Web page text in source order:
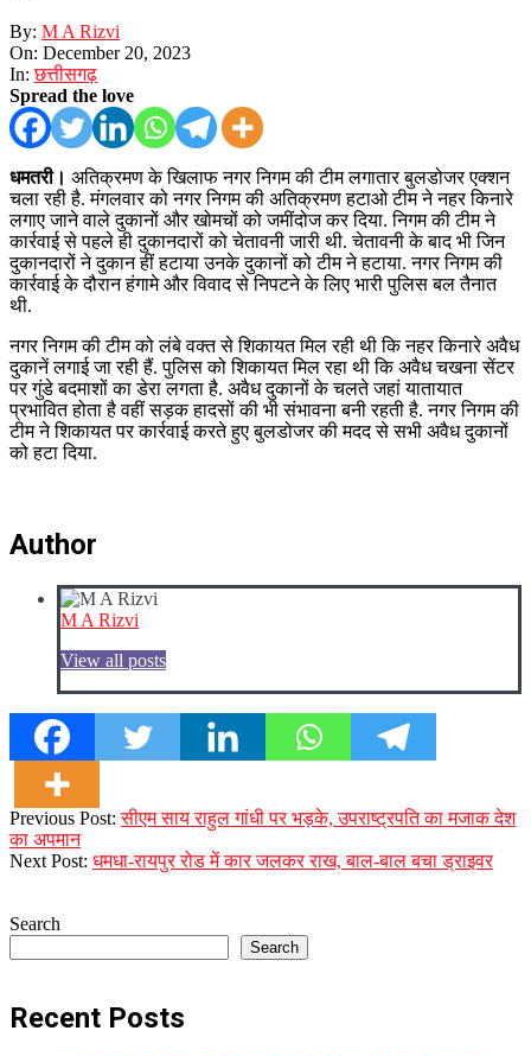
By: M A Rizvi
On: December 20, 2023
In: छत्तीसगढ़
Spread the love
धमतरी। अतिक्रमण के खिलाफ नगर निगम की टीम लगातार बुलडोजर एक्शन
चला रही है. मंगलवार को नगर निगम की अतिक्रमण हटाओ टीम ने नहर किनारे
लगाए जाने वाले दुकानों और खोमचों को जमींदोज कर दिया. निगम की टीम ने
कार्रवाई से पहले ही दुकानदारों को चेतावनी जारी थी. चेतावनी के बाद भी जिन
दुकानदारों ने दुकान हीं हटाया उनके दुकानों को टीम ने हटाया. नगर निगम की
कार्रवाई के दौरान हंगामे और विवाद से निपटने के लिए भारी पुलिस बल तैनात
थी.
नगर निगम की टीम को लंबे वक्त से शिकायत मिल रही थी कि नहर किनारे अवैध
दुकानें लगाई जा रही हैं. पुलिस को शिकायत मिल रहा थी कि अवैध चखना सेंटर
पर गुंडे बदमाशों का डेरा लगता है. अवैध दुकानों के चलते जहां यातायात
प्रभावित होता है वहीं सड़क हादसों की भी संभावना बनी रहती है. नगर निगम की
टीम ने शिकायत पर कार्रवाई करते हुए बुलडोजर की मदद से सभी अवैध दुकानों
को हटा दिया.
Author
M A Rizvi
View all posts
2023-
12-
20
Previous Post:सीएम साय राहुल गांधी पर भड़के, उपराष्ट्रपति का मजाक देश
का अपमान
Next Post: धमधा-रायपुर रोड में कार जलकर राख, बाल-बाल बचा ड्राइवर
Search
Search
Recent Posts